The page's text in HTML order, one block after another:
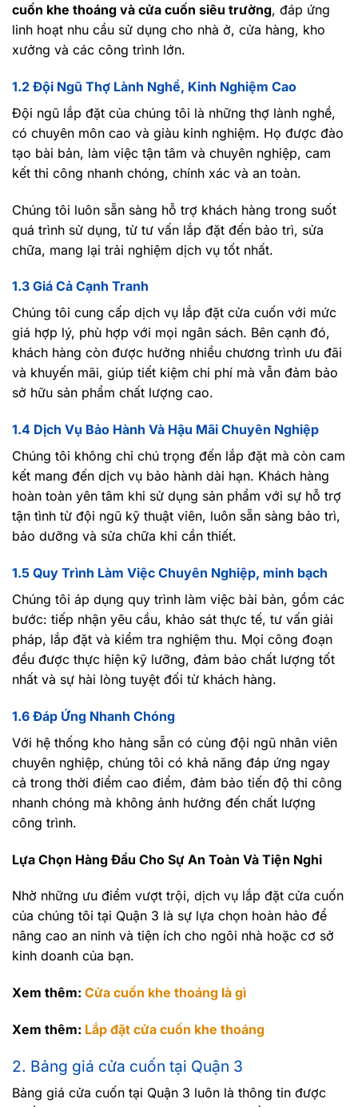
cuốn khe thoáng và cửa cuốn siêu trường, đáp ứng
linh hoạt nhu cầu sử dụng cho nhà ở, cửa hàng, kho
xưởng và các công trình lớn.
1.2 Đội Ngũ Thợ Lành Nghề, Kinh Nghiệm Cao
Đội ngũ lắp đặt của chúng tôi là những thợ lành nghề,
có chuyên môn cao và giàu kinh nghiệm. Họ được đào
tạo bài bản, làm việc tận tâm và chuyên nghiệp, cam
kết thi công nhanh chóng, chính xác và an toàn.
Chúng tôi luôn sẵn sàng hỗ trợ khách hàng trong suốt
quá trình sử dụng, từ tư vấn lắp đặt đến bảo trì, sửa
chữa, mang lại trải nghiệm dịch vụ tốt nhất.
1.3 Giá Cả Cạnh Tranh
Chúng tôi cung cấp dịch vụ lắp đặt cửa cuốn với mức
giá hợp lý, phù hợp với mọi ngân sách. Bên cạnh đó,
khách hàng còn được hưởng nhiều chương trình ưu đãi
và khuyến mãi, giúp tiết kiệm chi phí mà vẫn đảm bảo
sở hữu sản phẩm chất lượng cao.
1.4 Dịch Vụ Bảo Hành Và Hậu Mãi Chuyên Nghiệp
Chúng tôi không chỉ chú trọng đến lắp đặt mà còn cam
kết mang đến dịch vụ bảo hành dài hạn. Khách hàng
hoàn toàn yên tâm khi sử dụng sản phẩm với sự hỗ trợ
tận tình từ đội ngũ kỹ thuật viên, luôn sẵn sàng bảo trì,
bảo dưỡng và sửa chữa khi cần thiết.
1.5 Quy Trình Làm Việc Chuyên Nghiệp, minh bạch
Chúng tôi áp dụng quy trình làm việc bài bản, gồm các
bước: tiếp nhận yêu cầu, khảo sát thực tế, tư vấn giải
pháp, lắp đặt và kiểm tra nghiệm thu. Mọi công đoạn
đều được thực hiện kỹ lưỡng, đảm bảo chất lượng tốt
nhất và sự hài lòng tuyệt đối từ khách hàng.
1.6 Đáp Ứng Nhanh Chóng
Với hệ thống kho hàng sẵn có cùng đội ngũ nhân viên
chuyên nghiệp, chúng tôi có khả năng đáp ứng ngay
cả trong thời điểm cao điểm, đảm bảo tiến độ thi công
nhanh chóng mà không ảnh hưởng đến chất lượng
công trình.
Lựa Chọn Hàng Đầu Cho Sự An Toàn Và Tiện Nghi
Nhờ những ưu điểm vượt trội, dịch vụ lắp đặt cửa cuốn
của chúng tôi tại Quận 3 là sự lựa chọn hoàn hảo để
nâng cao an ninh và tiện ích cho ngôi nhà hoặc cơ sở
kinh doanh của bạn.
Xem thêm: Cửa cuốn khe thoáng là gì
Xem thêm: Lắp đặt cửa cuốn khe thoáng
2. Bảng giá cửa cuốn tại Quận 3
Bảng giá cửa cuốn tại Quận 3 luôn là thông tin được